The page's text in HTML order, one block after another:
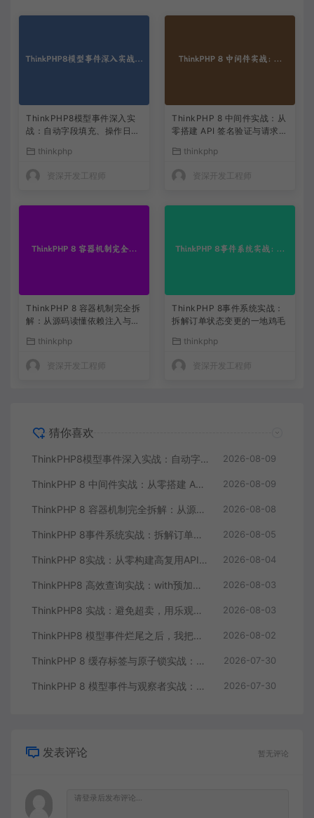
ThinkPHP8模型事件深入实
战：自动字段填充、操作日志
thinkphp
资深开发工程师
ThinkPHP 8 中间件实战：从
零搭建 API 签名验证与请求日
thinkphp
资深开发工程师
ThinkPHP 8 容器机制完全拆
解：从源码读懂依赖注入与服
thinkphp
资深开发工程师
ThinkPHP 8事件系统实战：
拆解订单状态变更的一地鸡毛
thinkphp
资深开发工程师
猜你喜欢
ThinkPHP8模型事件深入实战：自动字段填充、操作日志与缓存联动 2026-08-09
ThinkPHP 8 中间件实战：从零搭建 API 签名验证与请求日志 2026-08-09
ThinkPHP 8 容器机制完全拆解：从源码读懂依赖注入与服务解析 2026-08-08
ThinkPHP 8事件系统实战：拆解订单状态变更的一地鸡毛 2026-08-05
ThinkPHP 8实战：从零构建高复用API服务核心组件 2026-08-04
ThinkPHP8 高效查询实战：with预加载干掉N+1，游标分页解决大偏移 2026-08-03
ThinkPHP8 实战：避免超卖，用乐观锁和Redis原子操作重构秒杀库存扣减 2026-08-03
ThinkPHP8 模型事件烂尾之后，我把业务逻辑搬到了事件监听器 2026-08-02
ThinkPHP 8 缓存标签与原子锁实战：高并发库存扣减的正确方案 2026-07-30
ThinkPHP 8 模型事件与观察者实战：订单状态流转的自动化钩子 2026-07-30
发表评论 暂无评论